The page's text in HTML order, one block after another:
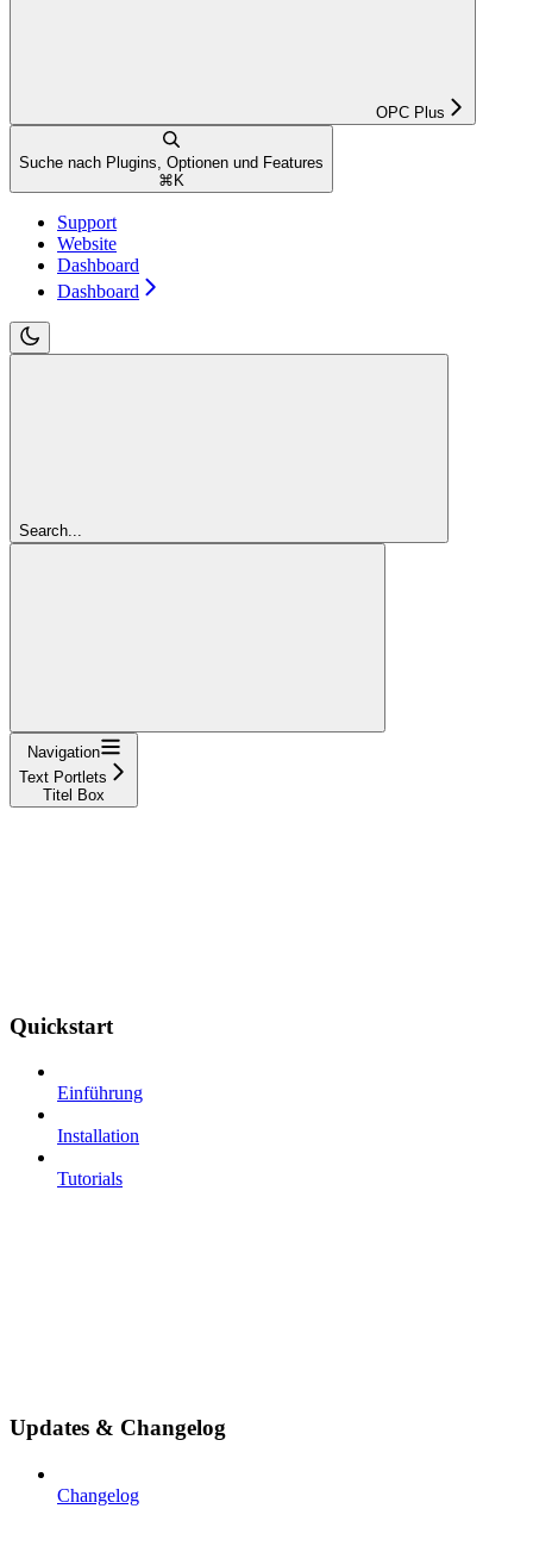
OPC Plus
Suche nach Plugins, Optionen und Features
⌘ K
Support
Website
Dashboard
Dashboard
Search...
Navigation
Text Portlets
Titel Box
Quickstart
Einführung
Installation
Tutorials
Updates & Changelog
Changelog